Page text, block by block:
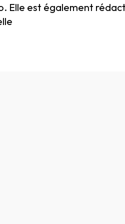
Elle est également